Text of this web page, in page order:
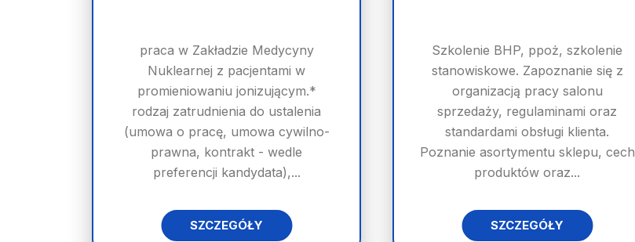
praca w Zakładzie Medycyny
Nuklearnej z pacjentami w
promieniowaniu jonizującym.*
rodzaj zatrudnienia do ustalenia
(umowa o pracę, umowa cywilno-
prawna, kontrakt - wedle
preferencji kandydata),...
SZCZEGÓŁY
Szkolenie BHP, ppoż, szkolenie
stanowiskowe. Zapoznanie się z
organizacją pracy salonu
sprzedaży, regulaminami oraz
standardami obsługi klienta.
Poznanie asortymentu sklepu, cech
produktów oraz...
SZCZEGÓŁY